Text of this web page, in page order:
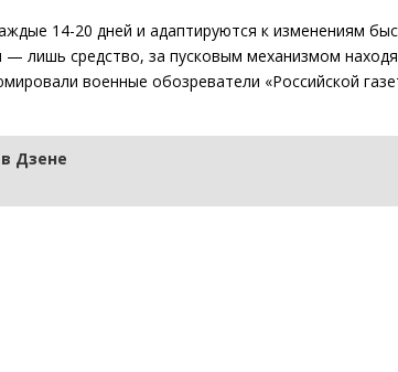
14-20 дней и адаптируются к изменениям
лишь средство, за пусковым механизмом
военные обозреватели «Российской
Дзене